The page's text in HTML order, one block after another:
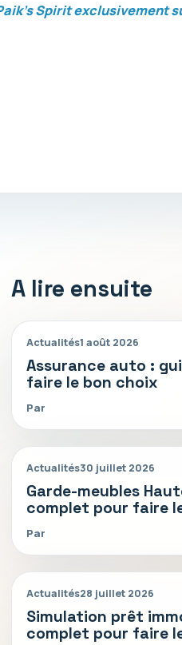
Spirit exclusivement
A lire ensuite
Actualités1 août 2026
Assurance auto :
faire le bon choix
Par
Actualités30 juillet 2026
Garde-meubles
complet pour faire
Par
Actualités28 juillet 2026
Simulation prêt
complet pour faire